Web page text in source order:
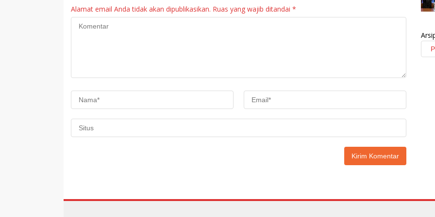
Alamat email Anda tidak akan dipublikasikan. Ruas yang wajib ditandai *